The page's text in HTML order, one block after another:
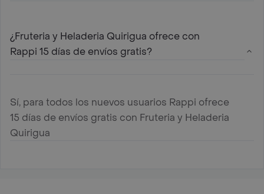
¿Fruteria y Heladeria Quirigua ofrece con
Rappi 15 días de envíos gratis?
Sí, para todos los nuevos usuarios Rappi ofrece
15 días de envíos gratis con Fruteria y Heladeria
Quirigua